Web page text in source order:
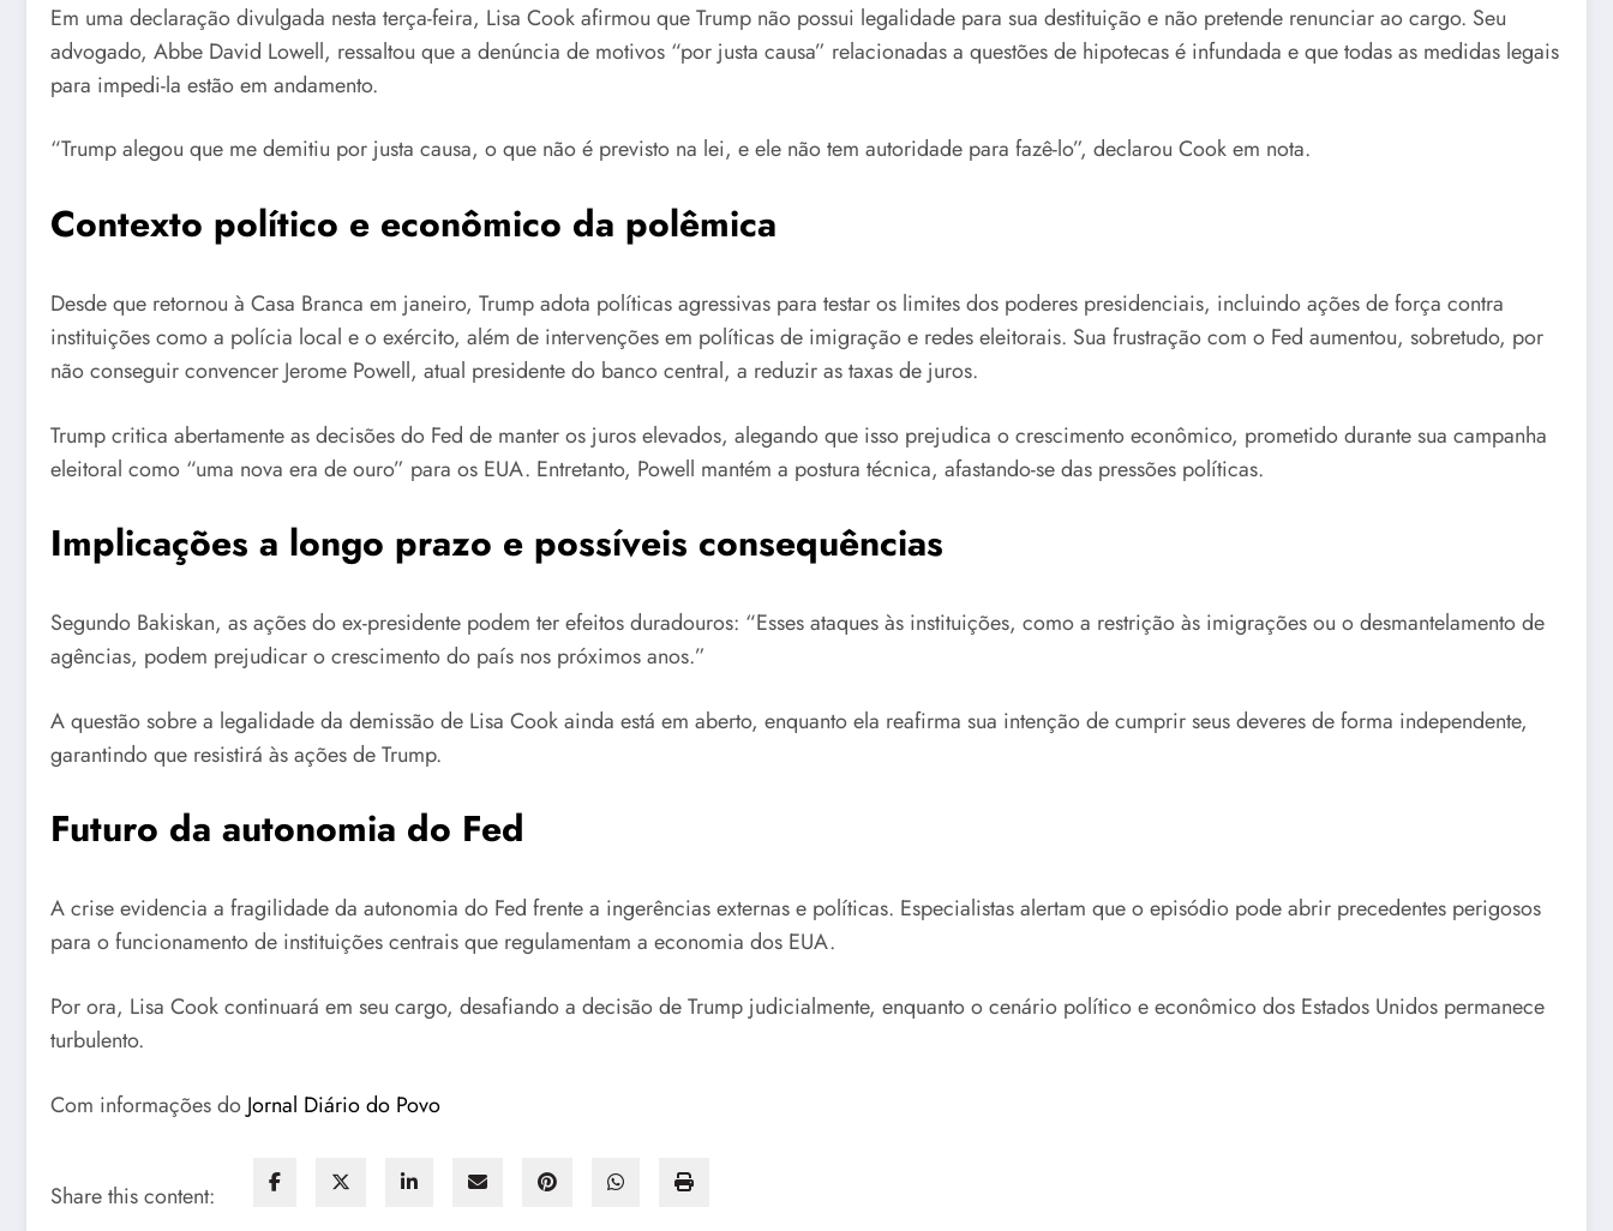
Em uma declaração divulgada nesta terça-feira, Lisa Cook afirmou que Trump não possui legalidade para sua destituição e não pretende renunciar ao cargo. Seu
advogado, Abbe David Lowell, ressaltou que a denúncia de motivos “por justa causa” relacionadas a questões de hipotecas é infundada e que todas as medidas legais
para impedi-la estão em andamento.
“Trump alegou que me demitiu por justa causa, o que não é previsto na lei, e ele não tem autoridade para fazê-lo”, declarou Cook em nota.
Contexto político e econômico da polêmica
Desde que retornou à Casa Branca em janeiro, Trump adota políticas agressivas para testar os limites dos poderes presidenciais, incluindo ações de força contra
instituições como a polícia local e o exército, além de intervenções em políticas de imigração e redes eleitorais. Sua frustração com o Fed aumentou, sobretudo, por
não conseguir convencer Jerome Powell, atual presidente do banco central, a reduzir as taxas de juros.
Trump critica abertamente as decisões do Fed de manter os juros elevados, alegando que isso prejudica o crescimento econômico, prometido durante sua campanha
eleitoral como “uma nova era de ouro” para os EUA. Entretanto, Powell mantém a postura técnica, afastando-se das pressões políticas.
Implicações a longo prazo e possíveis consequências
Segundo Bakiskan, as ações do ex-presidente podem ter efeitos duradouros: “Esses ataques às instituições, como a restrição às imigrações ou o desmantelamento de
agências, podem prejudicar o crescimento do país nos próximos anos.”
A questão sobre a legalidade da demissão de Lisa Cook ainda está em aberto, enquanto ela reafirma sua intenção de cumprir seus deveres de forma independente,
garantindo que resistirá às ações de Trump.
Futuro da autonomia do Fed
A crise evidencia a fragilidade da autonomia do Fed frente a ingerências externas e políticas. Especialistas alertam que o episódio pode abrir precedentes perigosos
para o funcionamento de instituições centrais que regulamentam a economia dos EUA.
Por ora, Lisa Cook continuará em seu cargo, desafiando a decisão de Trump judicialmente, enquanto o cenário político e econômico dos Estados Unidos permanece
turbulento.
Com informações do Jornal Diário do Povo
Share this content: